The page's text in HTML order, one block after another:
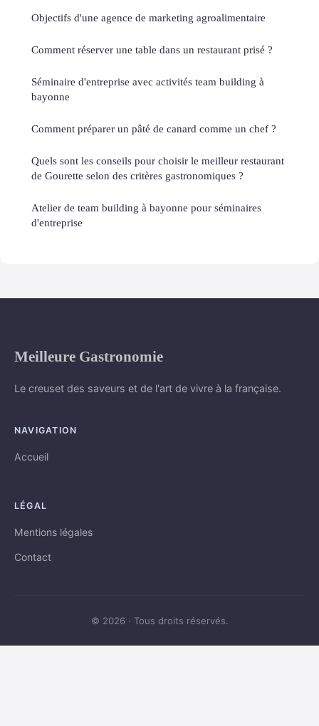
Objectifs d'une agence de marketing agroalimentaire
Comment réserver une table dans un restaurant prisé ?
Séminaire d'entreprise avec activités team building à
bayonne
Comment préparer un pâté de canard comme un chef ?
Quels sont les conseils pour choisir le meilleur restaurant
de Gourette selon des critères gastronomiques ?
Atelier de team building à bayonne pour séminaires
d'entreprise
Meilleure Gastronomie
Le creuset des saveurs et de l'art de vivre à la française.
NAVIGATION
Accueil
LÉGAL
Mentions légales
Contact
© 2026 · Tous droits réservés.